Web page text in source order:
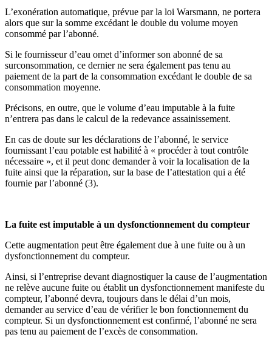
L’exonération automatique, prévue par la loi Warsmann, ne portera
alors que sur la somme excédant le double du volume moyen
consommé par l’abonné.
Si le fournisseur d’eau omet d’informer son abonné de sa
surconsommation, ce dernier ne sera également pas tenu au
paiement de la part de la consommation excédant le double de sa
consommation moyenne.
Précisons, en outre, que le volume d’eau imputable à la fuite
n’entrera pas dans le calcul de la redevance assainissement.
En cas de doute sur les déclarations de l’abonné, le service
fournissant l’eau potable est habilité à « procéder à tout contrôle
nécessaire », et il peut donc demander à voir la localisation de la
fuite ainsi que la réparation, sur la base de l’attestation qui a été
fournie par l’abonné (3).
La fuite est imputable à un dysfonctionnement du compteur
Cette augmentation peut être également due à une fuite ou à un
dysfonctionnement du compteur.
Ainsi, si l’entreprise devant diagnostiquer la cause de l’augmentation
ne relève aucune fuite ou établit un dysfonctionnement manifeste du
compteur, l’abonné devra, toujours dans le délai d’un mois,
demander au service d’eau de vérifier le bon fonctionnement du
compteur. Si un dysfonctionnement est confirmé, l’abonné ne sera
pas tenu au paiement de l’excès de consommation.